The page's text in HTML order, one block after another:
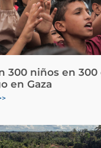
300 niños en 300
en Gaza